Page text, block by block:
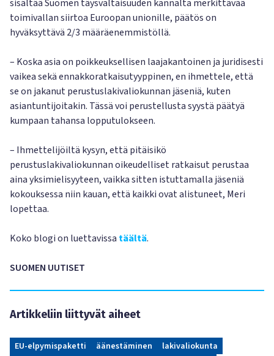
sisältää Suomen täysvaltaisuuden kannalta merkittävää
toimivallan siirtoa Euroopan unionille, päätös on
hyväksyttävä 2/3 määräenemmistöllä.
– Koska asia on poikkeuksellisen laajakantoinen ja juridisesti
vaikea sekä ennakkoratkaisutyyppinen, en ihmettele, että
se on jakanut perustuslakivaliokunnan jäseniä, kuten
asiantuntijoitakin. Tässä voi perustellusta syystä päätyä
kumpaan tahansa lopputulokseen.
– Ihmettelijöiltä kysyn, että pitäisikö
perustuslakivaliokunnan oikeudelliset ratkaisut perustaa
aina yksimielisyyteen, vaikka sitten istuttamalla jäseniä
kokouksessa niin kauan, että kaikki ovat alistuneet, Meri
lopettaa.
Koko blogi on luettavissa täältä.
SUOMEN UUTISET
Artikkeliin liittyvät aiheet
EU-elpymispaketti äänestäminen
lakivaliokunta